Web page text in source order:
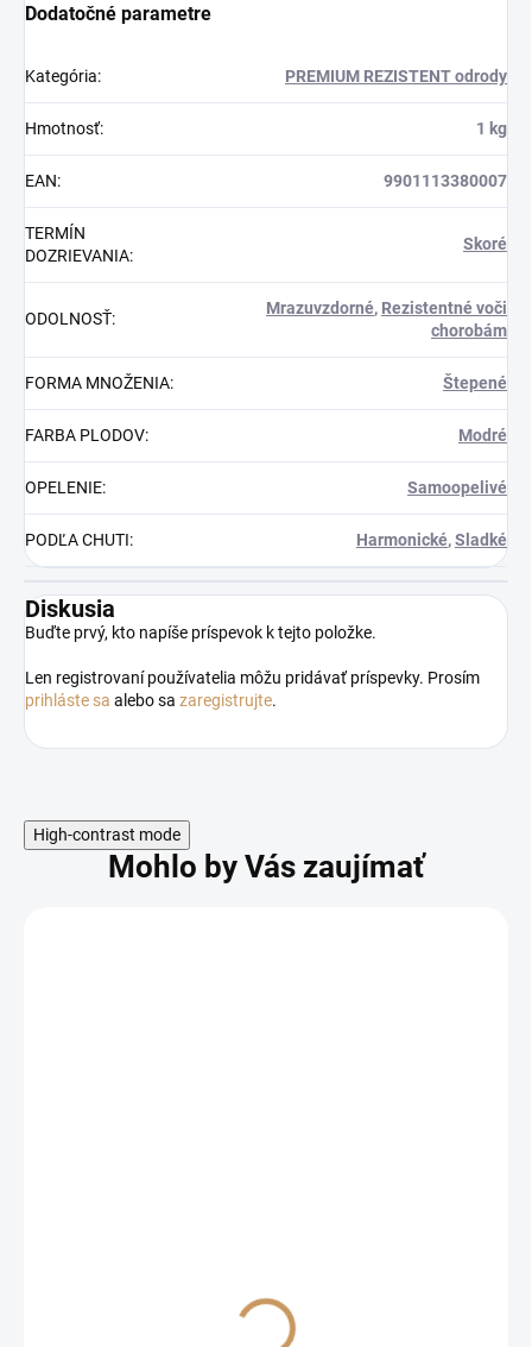
Dodatočné parametre
Kategória: PREMIUM REZISTENT odrody
Hmotnosť: 1 kg
EAN: 9901113380007
TERMÍN
DOZRIEVANIA:
Skoré
ODOLNOSŤ:
Mrazuvzdorné, Rezistentné voči
chorobám
FORMA MNOŽENIA: Štepené
FARBA PLODOV: Modré
OPELENIE: Samoopelivé
PODĽA CHUTI: Harmonické,Sladké
Diskusia
Buďte prvý, kto napíše príspevok k tejto položke.
Len registrovaní používatelia môžu pridávať príspevky. Prosím
prihláste sa alebo sa zaregistrujte.
High-contrast mode
Mohlo by Vás zaujímať